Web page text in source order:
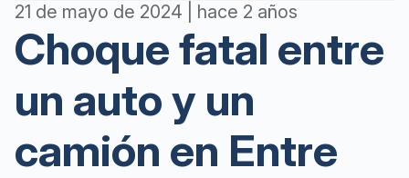
21 de mayo de 2024 | hace 2 años
Choque fatal entre
un auto y un
camión en Entre